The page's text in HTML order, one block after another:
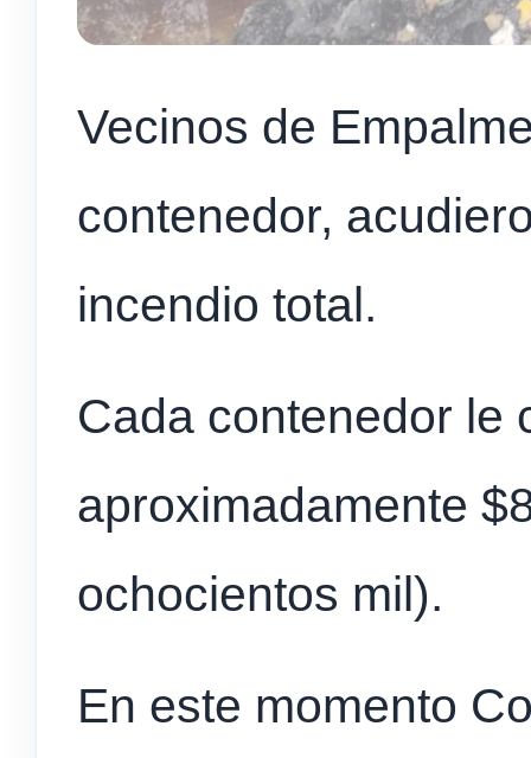
Vecinos de
contenedor,
incendio total.
Cada contenedor le
aproximadamente
ochocientos mil).
En este momento